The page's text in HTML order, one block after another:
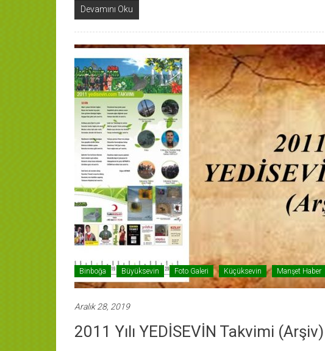
Devamını Oku
Binboğa Büyüksevin Foto Galeri Küçüksevin Manşet Haber
Aralık 28, 2019
2011 Yılı YEDİSEVİN Takvimi (Arşiv)